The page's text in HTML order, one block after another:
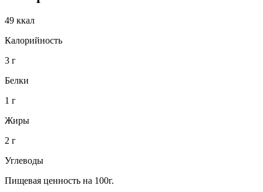
49 ккал
Калорийность
3 г
Белки
1 г
Жиры
2 г
Углеводы
Пищевая ценность на 100г.